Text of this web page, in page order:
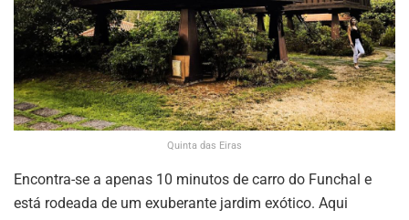
Quinta das Eiras
Encontra-se a apenas 10 minutos de carro do Funchal e
está rodeada de um exuberante jardim exótico. Aqui